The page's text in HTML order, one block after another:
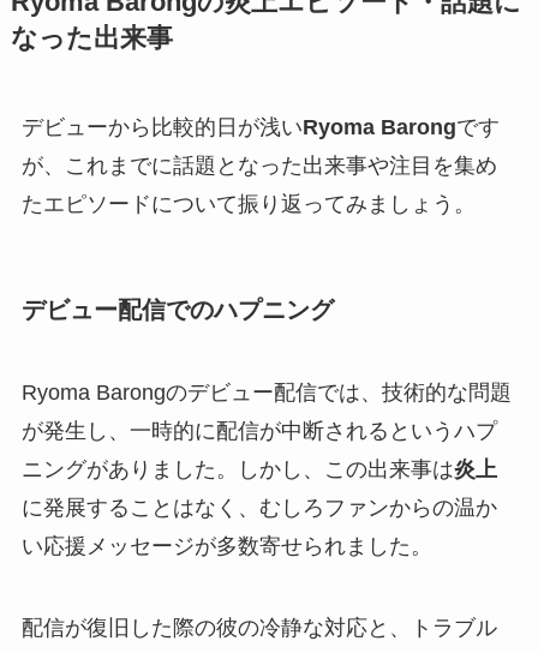
なった出来事
デビューから比較的日が浅いRyoma Barongです
が、これまでに話題となった出来事や注目を集め
たエピソードについて振り返ってみましょう。
デビュー配信でのハプニング
Ryoma Barongのデビュー配信では、技術的な問題
が発生し、一時的に配信が中断されるというハプ
ニングがありました。しかし、この出来事は炎上
に発展することはなく、むしろファンからの温か
い応援メッセージが多数寄せられました。
配信が復旧した際の彼の冷静な対応と、トラブル